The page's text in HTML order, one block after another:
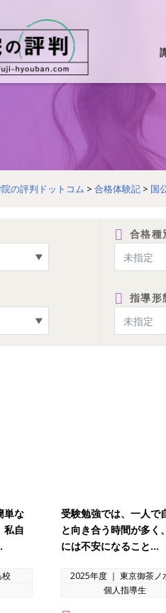
の評判ドットコム > 合格体験記 > 国
合格種
指導形
単な
私自
校
受験勉強では、一人で
と向き合う時間が多く
には不安になること…
2025年度 ｜ 東京御茶ノ
個人指導生